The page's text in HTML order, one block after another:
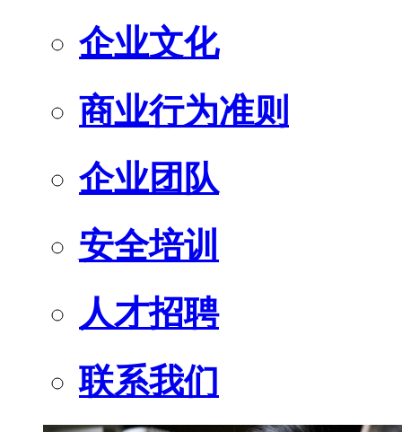
企业文化
商业行为准则
企业团队
安全培训
人才招聘
联系我们